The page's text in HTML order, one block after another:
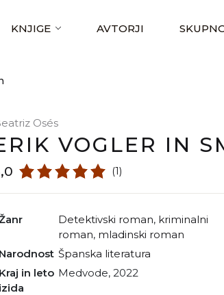
KNJIGE AVTORJI
Osés
VOGLER IN
(1)
Žanr detektivski roman, kriminalni
roman, mladinski roman
Narodnost
španska literatura
Kraj in leto
izida
Medvode, 2022